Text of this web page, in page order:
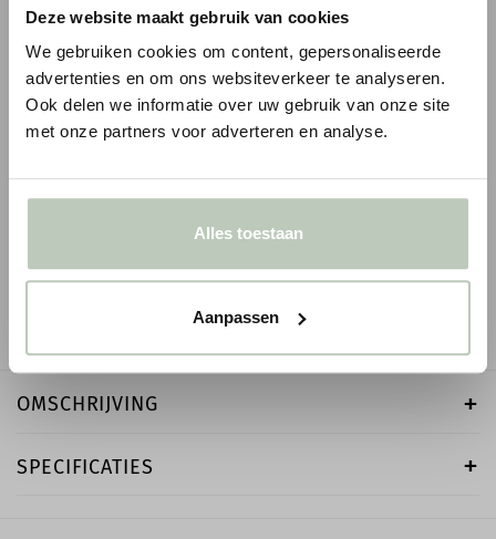
Deze website maakt gebruik van cookies
We gebruiken cookies om content, gepersonaliseerde
advertenties en om ons websiteverkeer te analyseren.
Ook delen we informatie over uw gebruik van onze site
met onze partners voor adverteren en analyse.
Alles toestaan
Aanpassen
ORAC WANDLIJST PX175
PAINT & PAPER
EGGSHELL - 0,75
-
OMSCHRIJVING
SPECIFICATIES